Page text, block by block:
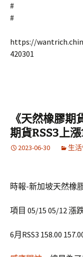
#
#
https://
420301
《天然橡膠期
期貨RSS3上
2023-06-30 生
時報-新加坡天然橡
項目 05/15 05/12 漲
6月RSS3 158.00